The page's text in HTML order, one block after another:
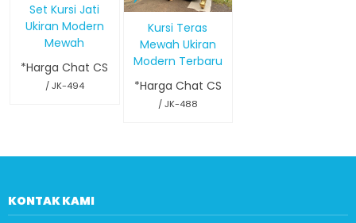
Set Kursi Jati
Ukiran Modern
Mewah
*Harga Chat CS
/ JK-494
Kursi Teras
Mewah Ukiran
Modern Terbaru
*Harga Chat CS
/ JK-488
KONTAK KAMI